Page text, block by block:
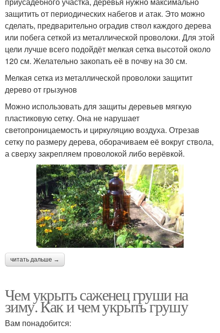
защитить от периодических набегов и атак. Это можно
сделать, предварительно оградив ствол каждого дерева
или побега сеткой из металлической проволоки. Для этой
цели лучше всего подойдёт мелкая сетка высотой около
120 см. Желательно закопать её в почву на 30 см.
Мелкая сетка из металлической проволоки защитит
дерево от грызунов
Можно использовать для защиты деревьев мягкую
пластиковую сетку. Она не нарушает
светопроницаемость и циркуляцию воздуха. Отрезав
сетку по размеру дерева, оборачиваем её вокруг ствола,
а сверху закрепляем проволокой либо верёвкой.
читать дальше →
Чем укрыть саженец груши на
зиму. Как и чем укрыть грушу
Вам понадобится: